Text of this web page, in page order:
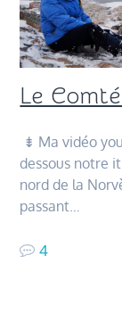
Le
⇟ Ma vidéo
dessous notre
nord de la
passant…
4